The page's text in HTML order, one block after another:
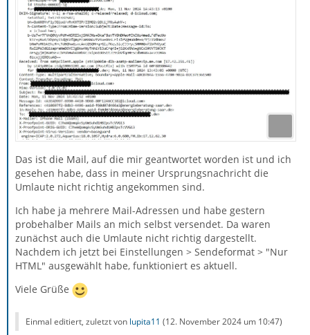
Das ist die Mail, auf die mir geantwortet worden ist und ich
gesehen habe, dass in meiner Ursprungsnachricht die
Umlaute nicht richtig angekommen sind.
Ich habe ja mehrere Mail-Adressen und habe gestern
probehalber Mails an mich selbst versendet. Da waren
zunächst auch die Umlaute nicht richtig dargestellt.
Nachdem ich jetzt bei Einstellungen > Sendeformat > "Nur
HTML" ausgewählt habe, funktioniert es aktuell.
Viele Grüße
Einmal editiert, zuletzt von lupita11 (12. November 2024 um 10:47)